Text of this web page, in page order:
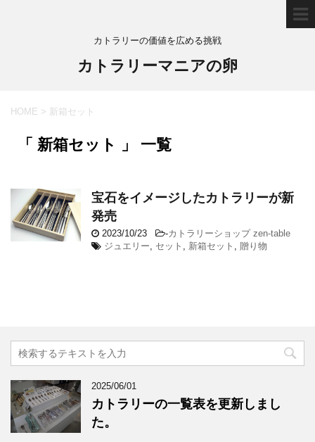
カトラリーの価値を広める挑戦
カトラリーマニアの卵
HOME > 新箱セット
「 新箱セット 」 一覧
宝石をイメージしたカトラリーが新
発売
2023/10/23 -カトラリーショップ zen-table
ジュエリー
セット 新箱セット 贈り物
2025/06/01
カトラリーの一覧表を更新しまし
た。